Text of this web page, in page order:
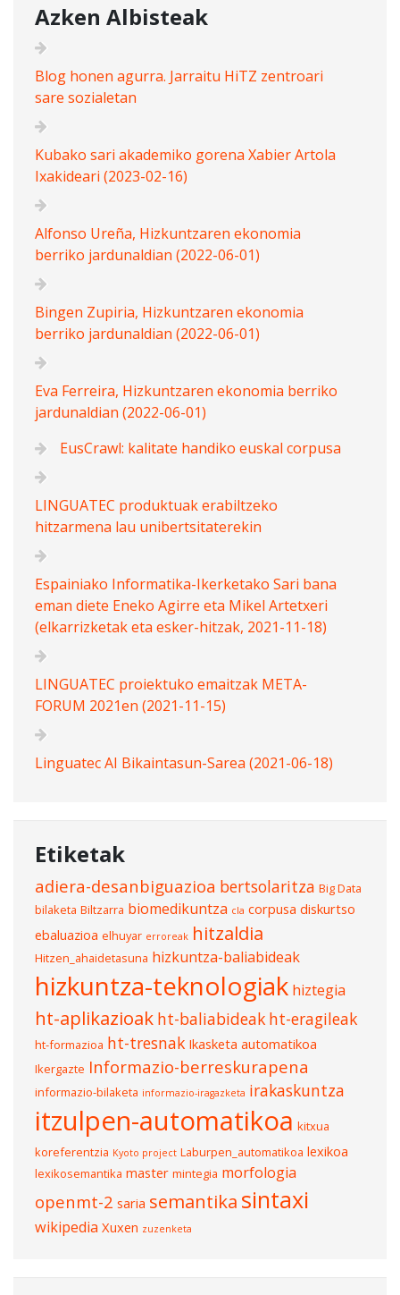
Azken Albisteak
Blog honen agurra. Jarraitu HiTZ zentroari
sare sozialetan
Kubako sari akademiko gorena Xabier Artola
Ixakideari (2023-02-16)
Alfonso Ureña, Hizkuntzaren ekonomia
berriko jardunaldian (2022-06-01)
Bingen Zupiria, Hizkuntzaren ekonomia
berriko jardunaldian (2022-06-01)
Eva Ferreira, Hizkuntzaren ekonomia berriko
jardunaldian (2022-06-01)
EusCrawl: kalitate handiko euskal corpusa
LINGUATEC produktuak erabiltzeko
hitzarmena lau unibertsitaterekin
Espainiako Informatika-Ikerketako Sari bana
eman diete Eneko Agirre eta Mikel Artetxeri
(elkarrizketak eta esker-hitzak, 2021-11-18)
LINGUATEC proiektuko emaitzak META-
FORUM 2021en (2021-11-15)
Linguatec AI Bikaintasun-Sarea (2021-06-18)
Etiketak
adiera-desanbiguazioa bertsolaritza Big Data
bilaketa Biltzarra biomedikuntza cla corpusa diskurtso
ebaluazioa elhuyar erroreak hitzaldia
Hitzen_ahaidetasuna hizkuntza-baliabideak
hizkuntza-teknologiak hiztegia
ht-aplikazioak ht-baliabideak ht-eragileak
ht-formazioa ht-tresnak Ikasketa automatikoa
Ikergazte Informazio-berreskurapena
informazio-bilaketa informazio-iragazketa irakaskuntza
itzulpen-automatikoa kitxua
koreferentzia Kyoto project Laburpen_automatikoa lexikoa
lexikosemantika master mintegia morfologia
openmt-2 saria semantika sintaxi
wikipedia Xuxen zuzenketa